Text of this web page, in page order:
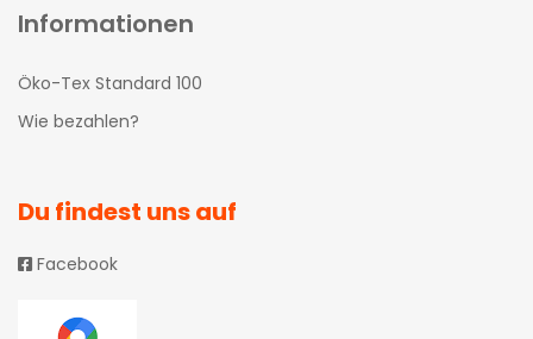
Informationen
Öko-Tex Standard 100
Wie bezahlen?
Du findest uns auf
Facebook